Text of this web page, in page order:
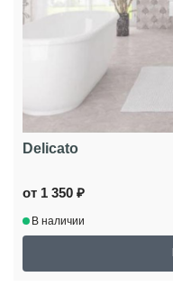
Delicato
от 1 350 ₽
В наличии